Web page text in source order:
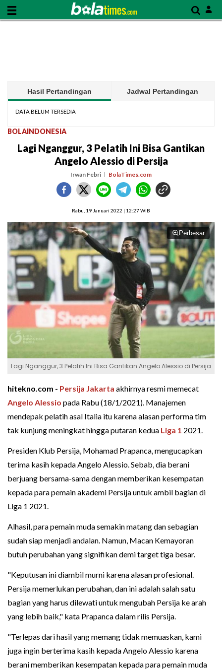
Hasil Pertandingan Jadwal Pertandingan
DATA BELUM TERSEDIA
BOLAINDONESIA
Lagi Nganggur, 3 Pelatih Ini Bisa Gantikan
Angelo Alessio di Persija
Irwan Febri BolaTimes.com
Rabu, 19 Januari 2022 | 12:27 WIB
Perbesar
Lagi Nganggur, 3 Pelatih Ini Bisa Gantikan Angelo Alessio di Persija
hitekno.com - Persija Jakarta akhirnya resmi memecat
Angelo Alessio pada Rabu (18/1/2021). Manajemen
mendepak pelatih asal Italia itu karena alasan performa tim
tak kunjung meningkat hingga putaran kedua Liga 1 2021.
Presiden Klub Persija, Mohamad Prapanca, mengucapkan
terima kasih kepada Angelo Alessio. Sebab, dia berani
berjuang bersama-sama dengan memberikan kesempatan
kepada para pemain akademi Persija untuk ambil bagian di
Liga 1 2021.
Alhasil, para pemain muda semakin matang dan sebagian
sudah siap menjadi andalan. Namun, Macan Kemayoran
butuh perubahan yang signifikan demi target tiga besar.
"Keputusan ini diambil murni karena alasan profesional.
Persija memerlukan perubahan, dan ini adalah salah satu
bagian yang harus dilewati untuk mengubah Persija ke arah
yang lebih baik," kata Prapanca dalam rilis Persija.
"Terlepas dari hasil yang memang tidak memuaskan, kami
juga ingin berterima kasih kepada Angelo Alessio karena
berani memberikan kesempatan kepada para pemain muda